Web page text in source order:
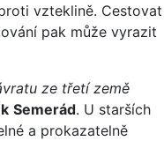
vzteklině. Cestovat
pak může vyrazit
ze třetí země
Semerád. U starších
a prokazatelně